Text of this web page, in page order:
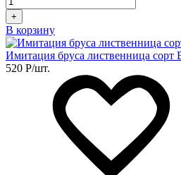
+
В корзину
Имитация бруса лиственница сорт
520 Р/шт.